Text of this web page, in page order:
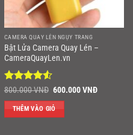
CAMERA QUAY LÉN NGỤY TRANG
Bật Lửa Camera Quay Lén –
CameraQuayLen.vn
Được xếp
hạng4.5
5 sao
800.000VNĐ Giá
là:
800.000 VNĐ.
600.000VNĐGiá
THÊM VÀO GIỎ